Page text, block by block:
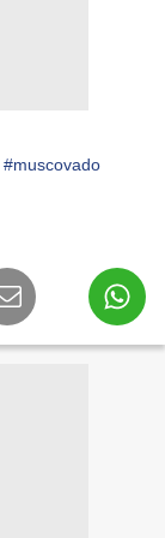
#muscovado